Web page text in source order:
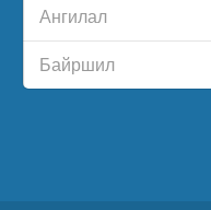
Ангилал
Байршил